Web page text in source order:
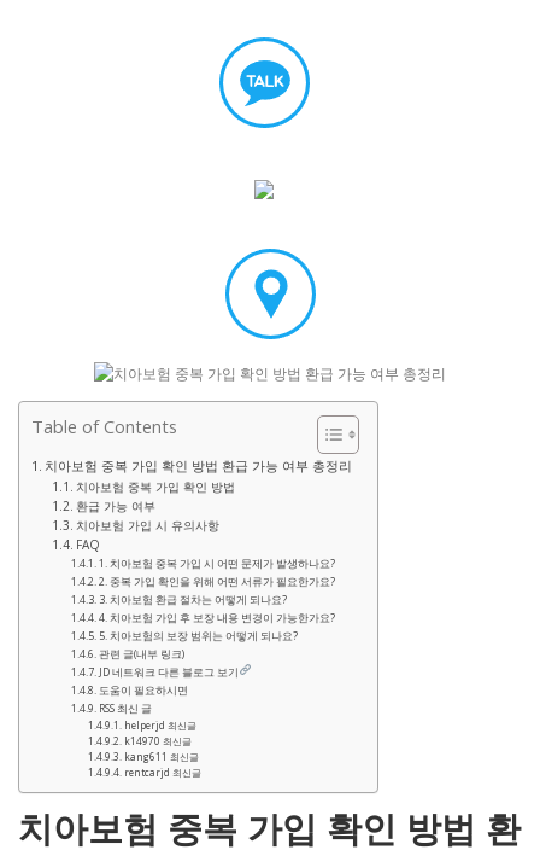
Table of Contents
치아보험 중복 가입 확인 방법 환급 가능 여부 총정리
치아보험 중복 가입 확인 방법
환급 가능 여부
치아보험 가입 시 유의사항
FAQ
1. 치아보험 중복 가입 시 어떤 문제가 발생하나요?
2. 중복 가입 확인을 위해 어떤 서류가 필요한가요?
3. 치아보험 환급 절차는 어떻게 되나요?
4. 치아보험 가입 후 보장 내용 변경이 가능한가요?
5. 치아보험의 보장 범위는 어떻게 되나요?
관련 글(내부 링크)
JD 네트워크 다른 블로그 보기
도움이 필요하시면
RSS 최신 글
helperjd 최신글
k14970 최신글
kang611 최신글
rentcarjd 최신글
치아보험 중복 가입 확인 방법 환